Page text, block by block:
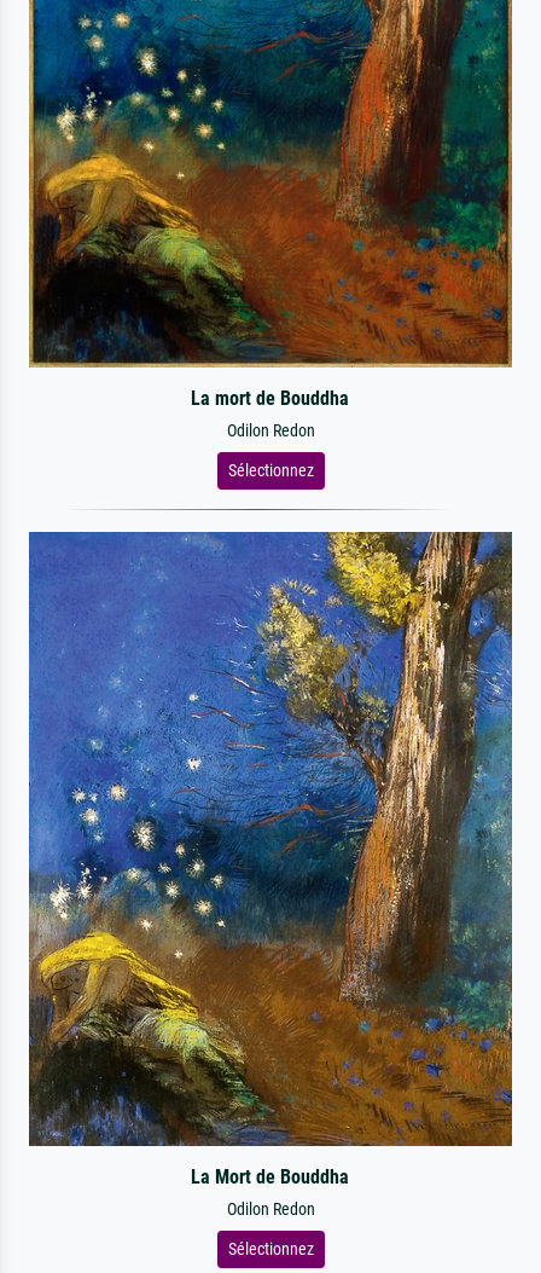
La mort de Bouddha
Odilon Redon
Sélectionnez
La Mort de Bouddha
Odilon Redon
Sélectionnez